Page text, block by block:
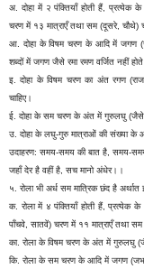
अ. दोहा में २ पंक्तियाँ होती हैं, प्रत्येक
चरण में १३ मात्राएँ तथा सम (दूसरे, चौथे)
आ. दोहा के विषम चरण के आदि में जगण
शब्दों में जगण जैसे रमा रमण वर्जित नहीं
इ. दोहा के विषम चरण का अंत रगण
चाहिए।
ई. दोहा के सम चरण के अंत में गुरुलघु (जैसे
उ. दोहा के लघु-गुरु मात्राओं की संख्या के
उदाहरण: समय-समय की बात है, समय-
जहाँ देर है वहीं है, सच मानो अंधेर।।
५. रोला भी अर्ध सम मात्रिक छंद है
क. रोला में ४ पंक्तियाँ होती हैं, प्रत्येक के
पाँचवे, सातवें) चरण में ११ मात्राएँ तथा
का. रोला के विषम चरण के अंत में गुरुलघु
कि. रोला के सम चरण के आदि में जगण